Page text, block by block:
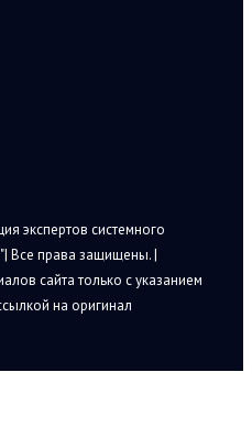
экспертов системного
Все права защищены. |
сайта только с указанием
на оригинал